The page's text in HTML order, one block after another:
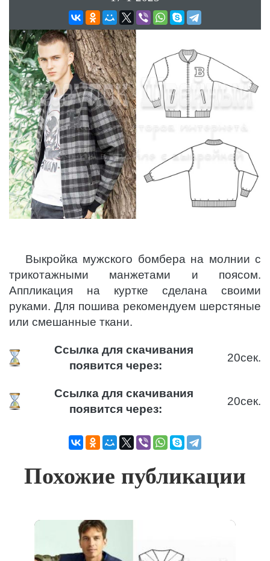
Выкройка мужского бомбера на молнии с
трикотажными манжетами и поясом.
Аппликация на куртке сделана своими
руками. Для пошива рекомендуем шерстяные
или смешанные ткани.
Ссылка для скачивания
появится через:
20сек.
Ссылка для скачивания
появится через:
20сек.
Похожие публикации